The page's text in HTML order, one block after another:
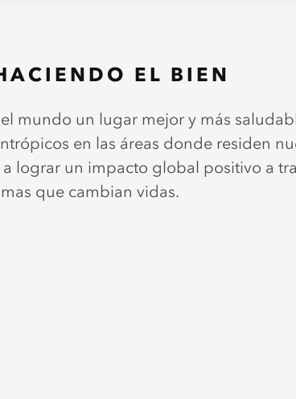
EL BIEN
mundo un lugar mejor y más
en las áreas donde residen
lograr un impacto global positivo a
que cambian vidas.